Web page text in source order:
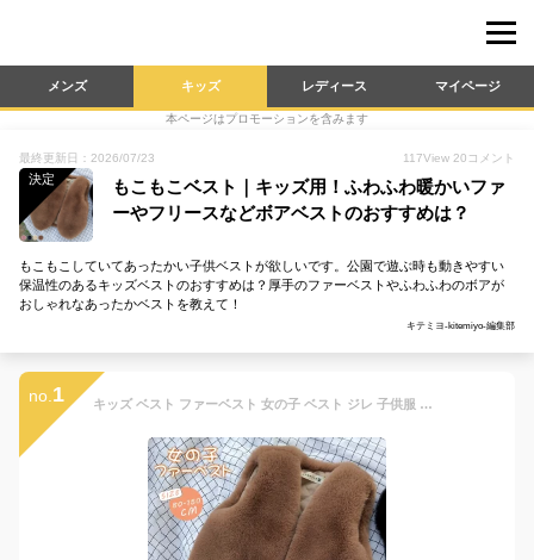
メンズ キッズ レディース マイページ
本ページはプロモーションを含みます
最終更新日：2026/07/23 117View 20 コメント
決定
もこもこベスト｜キッズ用！ふわふわ暖かいファ
ーやフリースなどボアベストのおすすめは？
もこもこしていてあったかい子供ベストが欲しいです。公園で遊ぶ時も動きやすい
保温性のあるキッズベストのおすすめは？厚手のファーベストやふわふわのボアが
おしゃれなあったかベストを教えて！
キテミヨ-kitemiyo-編集部
no. 1 キッズ ベスト ファーベスト 女の子 ベスト ジレ 子供服 前開き フェイクファー 春秋 冬 Vネック 厚手 暖かい ふわふわ お洒落 もこもこ ジュニア 子ども 90cm 100cm 110cm 120cm 130cm 140cm 150cm